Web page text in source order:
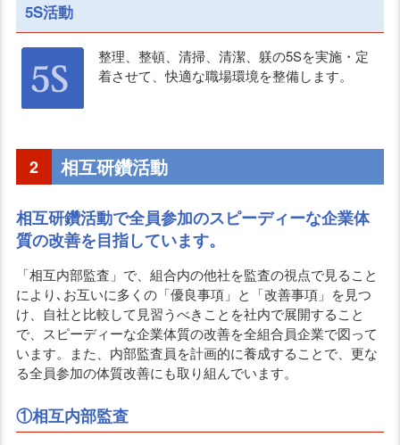
5S活動
整理、整頓、清掃、清潔、躾の5Sを実施・定
着させて、快適な職場環境を整備します。
2 相互研鑽活動
相互研鑽活動で全員参加のスピーディーな企業体
質の改善を目指しています。
「相互内部監査」で、組合内の他社を監査の視点で見ること
により､お互いに多くの「優良事項」と「改善事項」を見つ
け、自社と比較して見習うべきことを社内で展開すること
で、スピーディーな企業体質の改善を全組合員企業で図って
います。また、内部監査員を計画的に養成することで、更な
る全員参加の体質改善にも取り組んでいます。
①相互内部監査